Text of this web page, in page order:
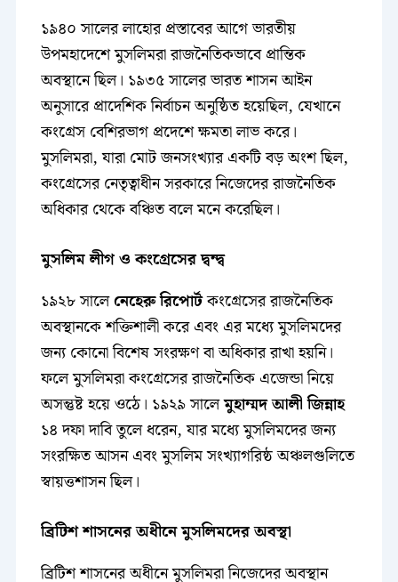
১৯৪০ সালের লাহোর প্রস্তাবের আগে ভারতীয়
উপমহাদেশে মুসলিমরা রাজনৈতিকভাবে প্রান্তিক
অবস্থানে ছিল। ১৯৩৫ সালের ভারত শাসন আইন
অনুসারে প্রাদেশিক নির্বাচন অনুষ্ঠিত হয়েছিল, যেখানে
কংগ্রেস বেশিরভাগ প্রদেশে ক্ষমতা লাভ করে।
মুসলিমরা, যারা মোট জনসংখ্যার একটি বড় অংশ ছিল,
কংগ্রেসের নেতৃত্বাধীন সরকারে নিজেদের রাজনৈতিক
অধিকার থেকে বঞ্চিত বলে মনে করেছিল।
মুসলিম লীগ ও কংগ্রেসের দ্বন্দ্ব
১৯২৮ সালেনেহেরু রিপোর্টকংগ্রেসের রাজনৈতিক
অবস্থানকে শক্তিশালী করে এবং এর মধ্যে মুসলিমদের
জন্য কোনো বিশেষ সংরক্ষণ বা অধিকার রাখা হয়নি।
ফলে মুসলিমরা কংগ্রেসের রাজনৈতিক এজেন্ডা নিয়ে
অসন্তুষ্ট হয়ে ওঠে। ১৯২৯ সালেমুহাম্মদ আলী জিন্নাহ
১৪ দফা দাবি তুলে ধরেন, যার মধ্যে মুসলিমদের জন্য
সংরক্ষিত আসন এবং মুসলিম সংখ্যাগরিষ্ঠ অঞ্চলগুলিতে
স্বায়ত্তশাসন ছিল।
ব্রিটিশ শাসনের অধীনে মুসলিমদের অবস্থা
ব্রিটিশ শাসনের অধীনে মুসলিমরা নিজেদের অবস্থান